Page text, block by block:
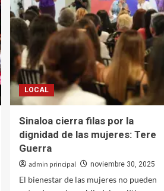
LOCAL
Sinaloa cierra filas por la
dignidad de las mujeres: Tere
Guerra
admin principal noviembre 30, 2025
El bienestar de las mujeres no pueden